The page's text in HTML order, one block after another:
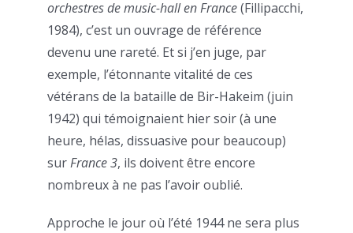
orchestres de music-hall en France(Fillipacchi,
1984), c’est un ouvrage de référence
devenu une rareté. Et si j’en juge, par
exemple, l’étonnante vitalité de ces
vétérans de la bataille de Bir-Hakeim (juin
1942) qui témoignaient hier soir (à une
heure, hélas, dissuasive pour beaucoup)
surFrance 3, ils doivent être encore
nombreux à ne pas l’avoir oublié.
Approche le jour où l’été 1944 ne sera plus